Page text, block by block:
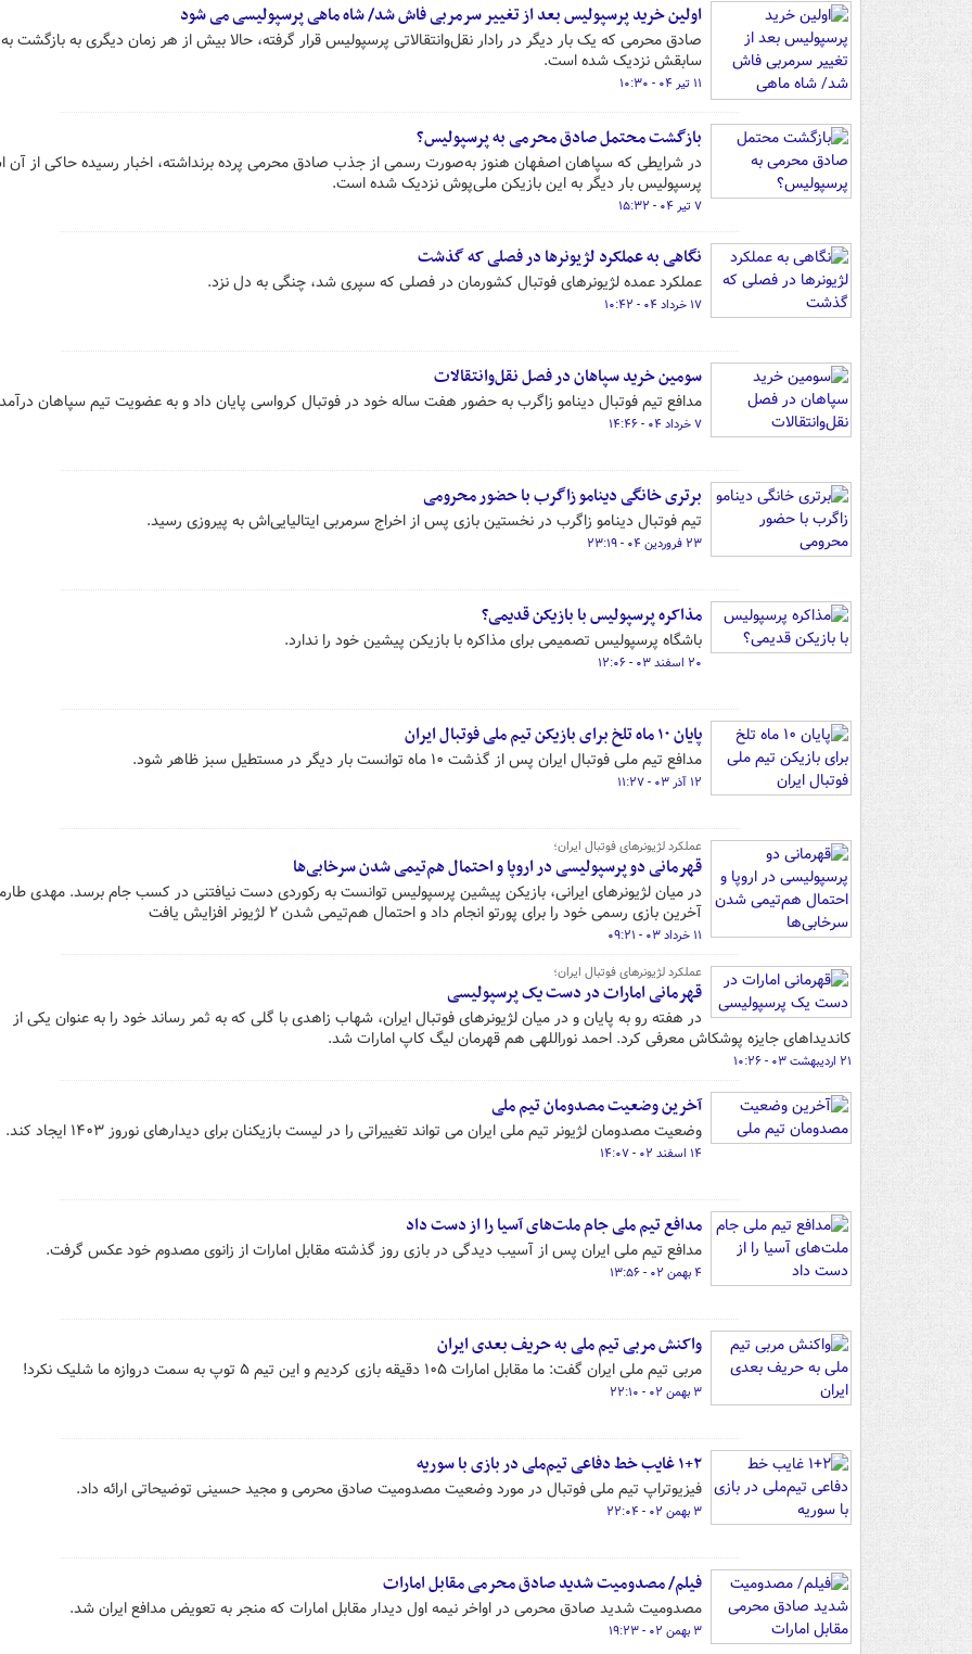
اولین خرید پرسپولیس بعد از تغییر سرمربی فاش شد/ شاه ماهی پرسپولیسی می شود
صادق محرمی که یک بار دیگر در رادار نقل‌وانتقالاتی پرسپولیس قرار گرفته، حالا بیش از هر زمان دیگری به بازگشت
سابقش نزدیک شده است.
۱۱ تیر ۰۴ - ۱۰:۳۰
بازگشت محتمل صادق محرمی به پرسپولیس؟
در شرایطی که سپاهان اصفهان هنوز به‌صورت رسمی از جذب صادق محرمی پرده برنداشته، اخبار رسیده حاکی از
پرسپولیس بار دیگر به این بازیکن ملی‌پوش نزدیک شده است.
۷ تیر ۰۴ - ۱۵:۳۲
نگاهی به عملکرد لژیونرها در فصلی که گذشت
عملکرد عمده لژیونرهای فوتبال کشورمان در فصلی که سپری شد، چنگی به دل نزد.
۱۷ خرداد ۰۴ - ۱۰:۴۲
سومین خرید سپاهان در فصل نقل‌وانتقالات
مدافع تیم فوتبال دینامو زاگرب به حضور هفت ساله خود در فوتبال کرواسی پایان داد و به عضویت تیم سپاهان
۷ خرداد ۰۴ - ۱۴:۴۶
برتری خانگی دینامو زاگرب با حضور محرومی
تیم فوتبال دینامو زاگرب در نخستین بازی پس از اخراج سرمربی ایتالیایی‌اش به پیروزی رسید.
۲۳ فروردین ۰۴ - ۲۳:۱۹
مذاکره پرسپولیس با بازیکن قدیمی؟
باشگاه پرسپولیس تصمیمی برای مذاکره با بازیکن پیشین خود را ندارد.
۲۰ اسفند ۰۳ - ۱۲:۰۶
پایان ۱۰ ماه تلخ برای بازیکن تیم ملی فوتبال ایران
مدافع تیم ملی فوتبال ایران پس از گذشت ۱۰ ماه توانست بار دیگر در مستطیل سبز ظاهر شود.
۱۲ آذر ۰۳ - ۱۱:۲۷
عملکرد لژیونرهای فوتبال ایران؛
قهرمانی دو پرسپولیسی در اروپا و احتمال هم‌تیمی شدن سرخابی‌ها
در میان لژیونرهای ایرانی، بازیکن پیشین پرسپولیس توانست به رکوردی دست نیافتنی در کسب جام برسد. مهدی
آخرین بازی رسمی خود را برای پورتو انجام داد و احتمال هم‌تیمی شدن ۲ لژیونر افزایش یافت
۱۱ خرداد ۰۳ - ۰۹:۲۱
عملکرد لژیونرهای فوتبال ایران؛
قهرمانی امارات در دست یک پرسپولیسی
در هفته رو به پایان و در میان لژیونرهای فوتبال ایران، شهاب زاهدی با گلی که به ثمر رساند خود را به عنوان یکی از
کاندیداهای جایزه پوشکاش معرفی کرد. احمد نوراللهی هم قهرمان لیگ کاپ امارات شد.
۲۱ اردیبهشت ۰۳ - ۱۰:۲۶
آخرین وضعیت مصدومان تیم ملی
وضعیت مصدومان لژیونر تیم ملی ایران می تواند تغییراتی را در لیست بازیکنان برای دیدارهای نوروز ۱۴۰۳ ایجاد کند.
۱۴ اسفند ۰۲ - ۱۴:۰۷
مدافع تیم ملی جام ملت‌های آسیا را از دست داد
مدافع تیم ملی ایران پس از آسیب دیدگی در بازی روز گذشته مقابل امارات از زانوی مصدوم خود عکس گرفت.
۴ بهمن ۰۲ - ۱۳:۵۶
واکنش مربی تیم ملی به حریف بعدی ایران
مربی تیم ملی ایران گفت: ما مقابل امارات ۱۰۵ دقیقه بازی کردیم و این تیم ۵ توپ به سمت دروازه ما شلیک نکرد!
۳ بهمن ۰۲ - ۲۲:۱۰
۱+۲ غایب خط دفاعی تیم‌ملی در بازی با سوریه
فیزیوتراپ تیم ملی فوتبال در مورد وضعیت مصدومیت صادق محرمی و مجید حسینی توضیحاتی ارائه داد.
۳ بهمن ۰۲ - ۲۲:۰۴
فیلم/ مصدومیت شدید صادق محرمی مقابل امارات
مصدومیت شدید صادق محرمی در اواخر نیمه اول دیدار مقابل امارات که منجر به تعویض مدافع ایران شد.
۳ بهمن ۰۲ - ۱۹:۲۳